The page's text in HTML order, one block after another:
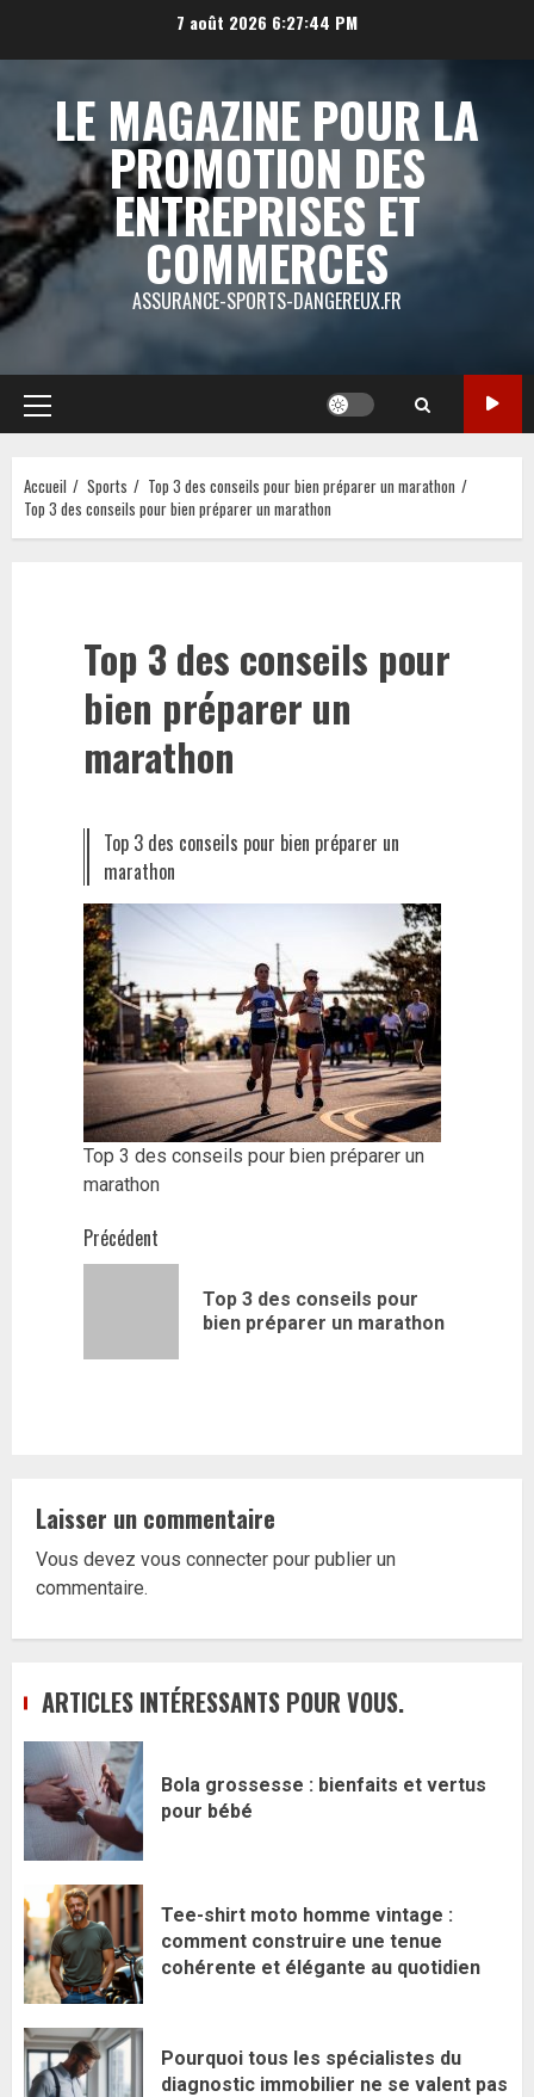
7 août 2026 6:27:45 PM
LE MAGAZINE POUR LA
PROMOTION DES
ENTREPRISES ET
COMMERCES
ASSURANCE-SPORTS-DANGEREUX.FR
Menu
principal
Accueil Sports
Top 3 des conseils pour bien préparer un marathon
Top 3 des conseils pour bien préparer un marathon
Top 3 des conseils pour
bien préparer un
marathon
Top 3 des conseils pour bien préparer un
marathon
Top 3 des conseils pour bien préparer un
marathon
Navigation
d’article
Précédent
Top 3 des conseils pour
bien préparer un marathon
Laisser un commentaire
Vous devez vous connecter pour publier un
commentaire.
ARTICLES INTÉRESSANTS POUR VOUS.
Bola grossesse : bienfaits et vertus
pour bébé
Tee-shirt moto homme vintage :
comment construire une tenue
cohérente et élégante au quotidien
Pourquoi tous les spécialistes du
diagnostic immobilier ne se valent pas